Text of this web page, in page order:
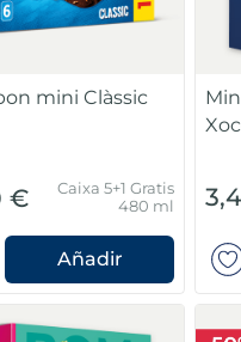
mini Clàssic
€
Caixa 5+1 Gratis
480 ml
Añadir